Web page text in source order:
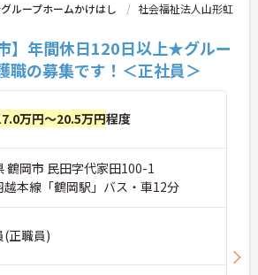
ループホームかけはし
社会福祉法人山形虹
】年間休日120日以上★グルー
職の募集です！＜正社員＞
万円～20.5万円程度
鶴岡市 民田字代家田100-1
越本線「鶴岡駅」バス・車12分
(正職員)